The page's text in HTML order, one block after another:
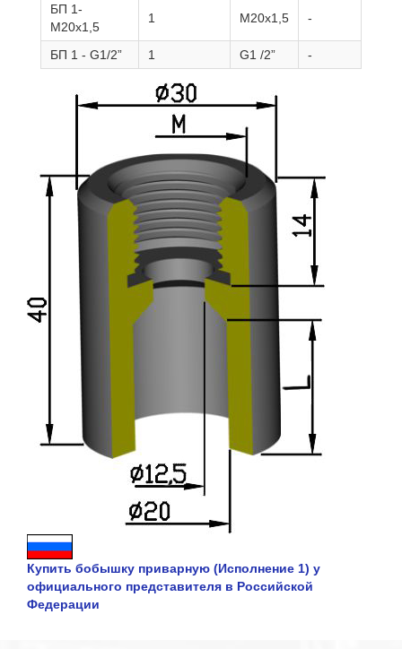
БП 1-
М20х1,5
1 М20х1,5 -
БП 1 - G1/2” 1 G1 /2” -
Купить бобышку приварную (Исполнение 1) у
официального представителя в Российской
Федерации